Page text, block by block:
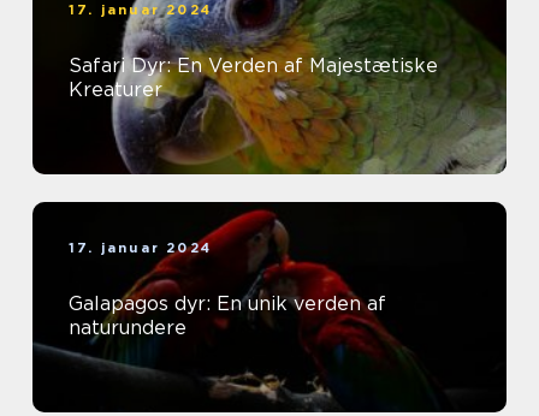
17. januar 2024
Safari Dyr: En Verden af Majestætiske
Kreaturer
17. januar 2024
Galapagos dyr: En unik verden af
naturundere